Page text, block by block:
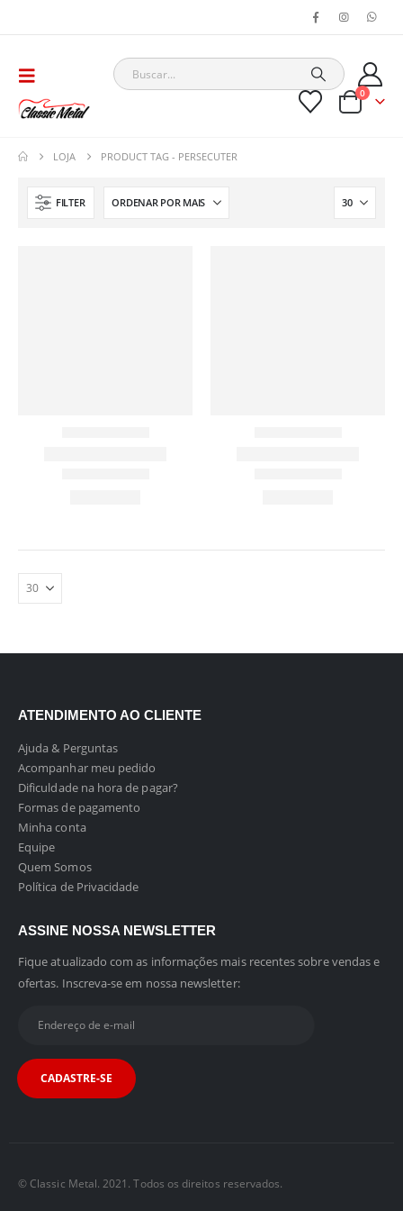
0
LOJA PRODUCT TAG - PERSECUTER
FILTER
ATENDIMENTO AO CLIENTE
Ajuda & Perguntas
Acompanhar meu pedido
Dificuldade na hora de pagar?
Formas de pagamento
Minha conta
Equipe
Quem Somos
Política de Privacidade
ASSINE NOSSA NEWSLETTER
Fique atualizado com as informações mais recentes sobre vendas e
ofertas. Inscreva-se em nossa newsletter:
© Classic Metal. 2021. Todos os direitos reservados.